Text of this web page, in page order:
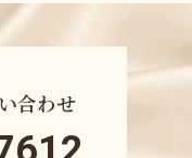
合わせ